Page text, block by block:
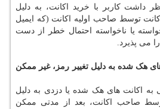
داشت کاربر با خرید اکانت، به دلیل
توسط صاحب اولیه اکانت (که ایمیل
یا ناخواسته احتمال خطر از دست
می پذیرد.
هک شده به دلیل تغییر رمز، غیر ممکن
اکانت های هک شده یا دزدی به دلیل
توسط صاحب اکانت، بعد از مدتی ممکن